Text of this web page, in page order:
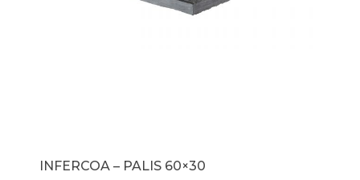
INFERCOA – PALIS 60×30